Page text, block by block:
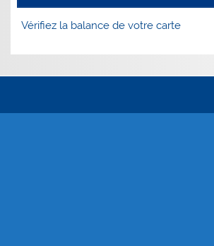
Vérifiez la balance de votre carte